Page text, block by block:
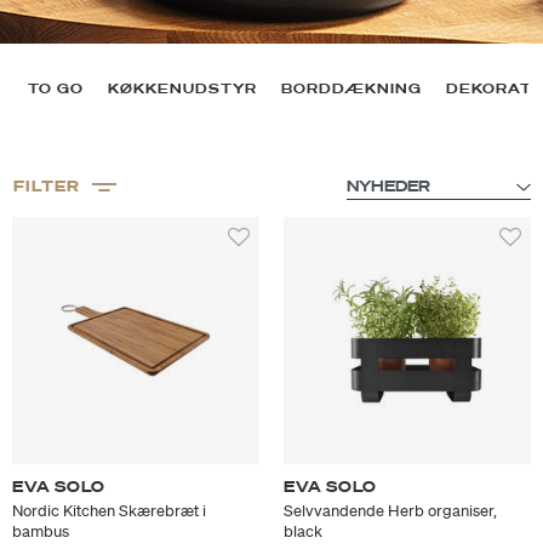
TO GO KØKKENUDSTYR BORDDÆKNING
FILTER
EVA SOLO
Nordic Kitchen Skærebræt i
bambus
EVA SOLO
Selvvandende Herb organiser,
black